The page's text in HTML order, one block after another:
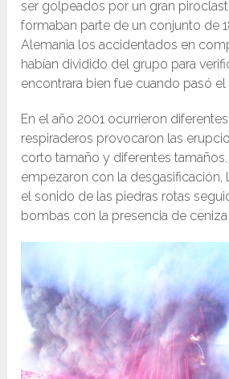
ser golpeados por un gran
formaban parte de un conjunto de
Alemania los accidentados en
habían dividido del grupo para
encontrara bien fue cuando pasó
En el año 2001 ocurrieron
respiraderos provocaron las
corto tamaño y diferentes
empezaron con la desgasificación,
el sonido de las piedras rotas
bombas con la presencia de